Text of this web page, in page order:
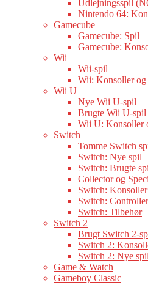
Udlejningsspil
Nintendo 64:
Gamecube
Gamecube: Spil
Gamecube:
Wii
Wii-spil
Wii: Konsoller og
Wii U
Nye Wii U-spil
Brugte Wii U-spil
Wii U: Konsoller
Switch
Tomme Switch
Switch: Nye spil
Switch: Brugte
Collector og
Switch: Konsoller
Switch:
Switch: Tilbehør
Switch 2
Brugt Switch 2-
Switch 2:
Switch 2: Nye spil
Game & Watch
Gameboy Classic